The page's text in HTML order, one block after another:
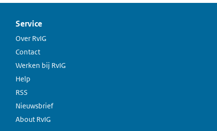
Service
Over RvIG
Contact
Werken bij RvIG
Help
RSS
Nieuwsbrief
About RvIG